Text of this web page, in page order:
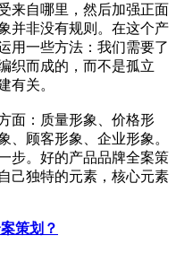
来自哪里，然后加强正面
并非没有规则。在这个产
用一些方法：我们需要了
织而成的，而不是孤立
有关。
面：质量形象、价格形
、顾客形象、企业形象。
步。好的产品品牌全案策
己独特的元素，核心元素
策划？